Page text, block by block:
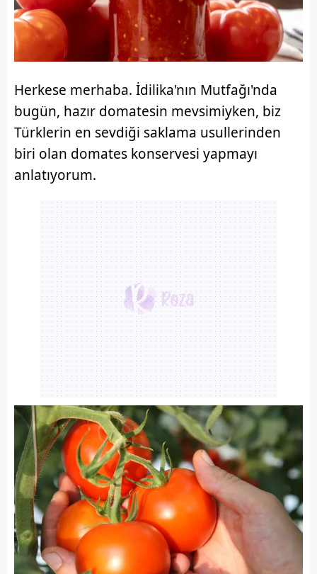
Herkese merhaba. İdilika'nın Mutfağı'nda
bugün, hazır domatesin mevsimiyken, biz
Türklerin en sevdiği saklama usullerinden
biri olan domates konservesi yapmayı
anlatıyorum.